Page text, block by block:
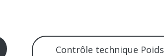
Contrôle technique Poids